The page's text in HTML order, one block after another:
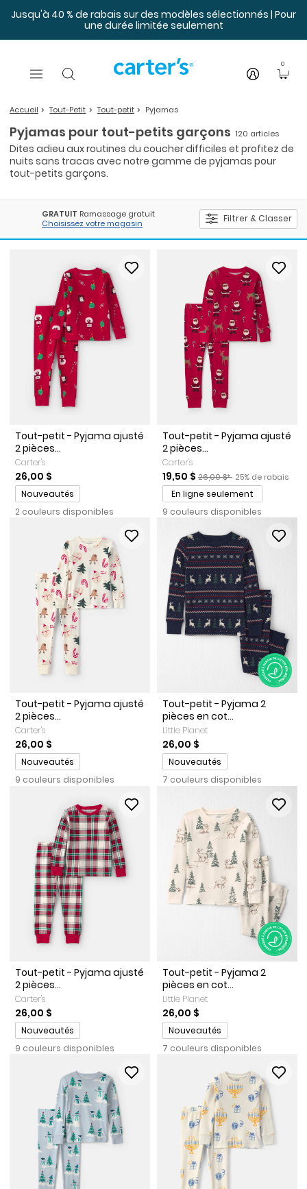
Jusqu'à 40 % de rabais sur des modèles sélectionnés | Pour
une durée limitée seulement
0
Accueil Tout-Petit Tout-petit Pyjamas
Pyjamas pour tout-petits garçons 120 articles
Dites adieu aux routines du coucher difficiles et profitez de
nuits sans tracas avec notre gamme de pyjamas pour
tout-petits garçons.
GRATUIT Ramassage gratuit
Choisissez votre magasin
Filtrer & Classer
Tout-petit - Pyjama ajusté
2 pièces...
Carter's
26,00 $
Promotions
Nouveautés
2 couleurs disponibles
Tout-petit - Pyjama ajusté
2 pièces...
Carter's
Prix de solde
19,50 $ Prix ​​de détail suggéré par
26,00 $* Pourcentage de
25% de rabais
En ligne seulement
9 couleurs disponibles
Tout-petit - Pyjama ajusté
2 pièces...
Carter's
26,00 $
Promotions
Nouveautés
9 couleurs disponibles
Tout-petit - Pyjama 2
pièces en cot...
Little Planet
26,00 $
Promotions
Nouveautés
7 couleurs disponibles
Tout-petit - Pyjama ajusté
2 pièces...
Carter's
26,00 $
Promotions
Nouveautés
9 couleurs disponibles
Tout-petit - Pyjama 2
pièces en cot...
Little Planet
26,00 $
Promotions
Nouveautés
7 couleurs disponibles